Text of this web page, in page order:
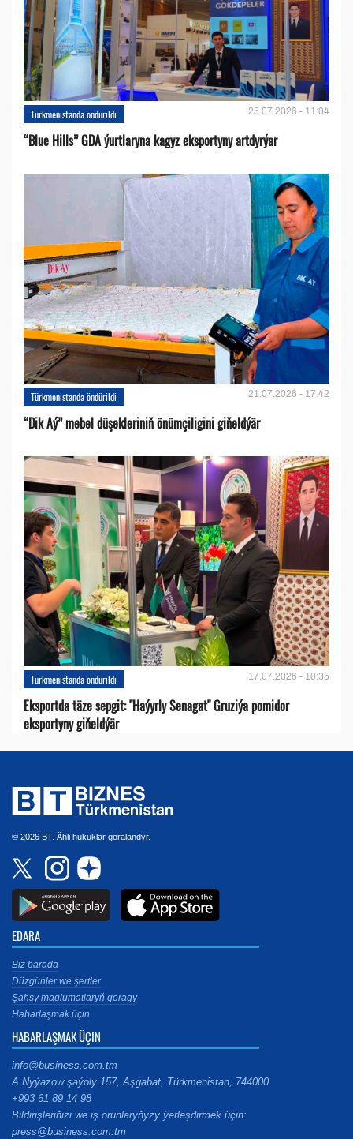
Türkmenistanda öndürildi 25.07.2026 - 11:04
“Blue Hills” GDA ýurtlaryna kagyz eksportyny artdyrýar
Türkmenistanda öndürildi 21.07.2026 - 17:42
“Dik Aý” mebel düşekleriniň önümçiligini giňeldýär
Türkmenistanda öndürildi 17.07.2026 - 10:35
Eksportda täze sepgit: "Haýyrly Senagat" Gruziýa pomidor
eksportyny giňeldýär
© 2026 BT. Ähli hukuklar goralandyr.
EDARA
Biz barada
Düzgünler we şertler
Şahsy maglumatlaryň goragy
Habarlaşmak üçin
HABARLAŞMAK ÜÇIN
info@business.com.tm
A.Nyýazow şaýoly 157, Aşgabat, Türkmenistan, 744000
+993 61 89 14 98
Bildirişleriňizi we iş orunlaryňyzy ýerleşdirmek üçin:
press@business.com.tm